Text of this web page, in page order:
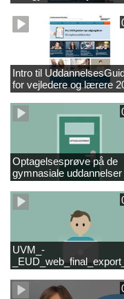
Intro til
for vejledere og lærere
Optagelsesprøve på de
gymnasiale uddannelser
UVM_-